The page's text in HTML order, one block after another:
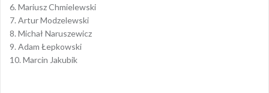
6. Mariusz Chmielewski
7. Artur Modzelewski
8. Michał Naruszewicz
9. Adam Łepkowski
10. Marcin Jakubik